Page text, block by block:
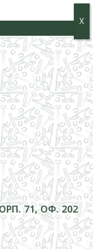
71, ОФ. 202
Х
Х